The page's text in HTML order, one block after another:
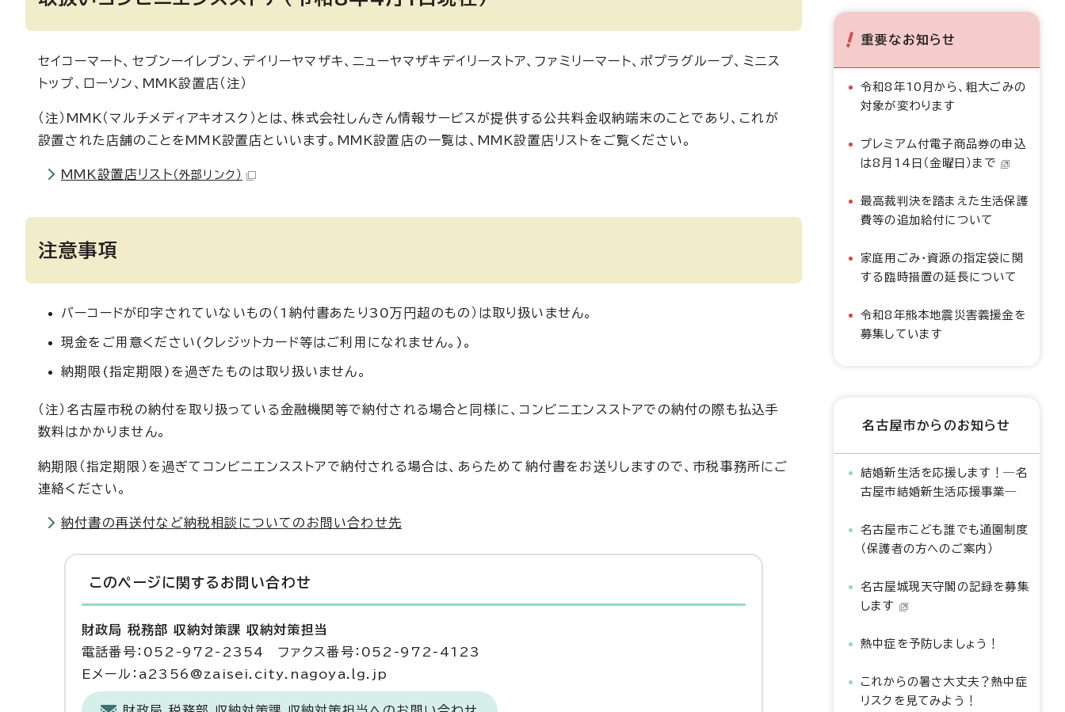
セイコーマート、セブンーイレブン、デイリーヤマザキ、ニューヤマザキデイリーストア、ファミリーマート、ポプラグループ、ミニス
トップ、ローソン、MMK設置店（注）
（注）MMK（マルチメディアキオスク）とは、株式会社しんきん情報サービスが提供する公共料金収納端末のことであり、これが
設置された店舗のことをMMK設置店といいます。MMK設置店の一覧は、MMK設置店リストをご覧ください。
MMK設置店リスト （外部リンク）
注意事項
バーコードが印字されていないもの（1納付書あたり30万円超のもの）は取り扱いません。
現金をご用意ください(クレジットカード等はご利用になれません。)。
納期限(指定期限)を過ぎたものは取り扱いません。
（注）名古屋市税の納付を取り扱っている金融機関等で納付される場合と同様に、コンビニエンスストアでの納付の際も払込手
数料はかかりません。
納期限（指定期限）を過ぎてコンビニエンスストアで納付される場合は、あらためて納付書をお送りしますので、市税事務所にご
連絡ください。
納付書の再送付など納税相談についてのお問い合わせ先
このページに関する お問い合わせ
財政局 税務部 収納対策課 収納対策担当
電話番号：052-972-2354 ファクス番号：052-972-4123
Eメール：a2356@zaisei.city.nagoya.lg.jp
重要なお知らせ
令和8年10月から、粗大ごみの
対象が変わります
プレミアム付電子商品券の申込
は8月14日（金曜日）まで
最高裁判決を踏まえた生活保護
費等の追加給付について
家庭用ごみ・資源の指定袋に関
する臨時措置の延長について
令和8年熊本地震災害義援金を
募集しています
名古屋市からのお知らせ
結婚新生活を応援します！―名
古屋市結婚新生活応援事業―
名古屋市こども誰でも通園制度
（保護者の方へのご案内）
名古屋城現天守閣の記録を募集
します
熱中症を予防しましょう！
これからの暑さ大丈夫？熱中症
リスクを見てみよう！